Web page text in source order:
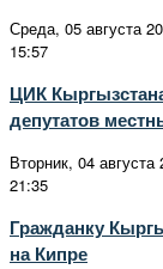
Среда, 05 августа
15:57
ЦИК
депутатов
Вторник, 04 августа
21:35
Гражданку
на Кипре